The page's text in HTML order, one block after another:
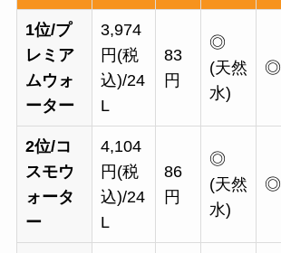
1位/プ
レミア
ムウォ
ーター
3,974
円(税
込)/24
L
83
円
◎
(天然
水)
◎
2位/コ
スモウ
ォータ
ー
4,104
円(税
込)/24
L
86
円
◎
(天然
水)
◎